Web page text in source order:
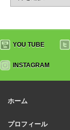
YOU TUBE
INSTAGRAM
ホーム
プロフィール